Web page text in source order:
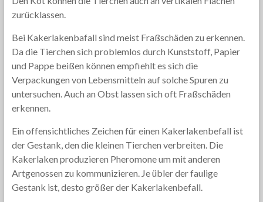
zurücklassen.
Bei Kakerlakenbafall sind meist Fraßschäden zu erkennen.
Da die Tierchen sich problemlos durch Kunststoff, Papier
und Pappe beißen können empfiehlt es sich die
Verpackungen von Lebensmitteln auf solche Spuren zu
untersuchen. Auch an Obst lassen sich oft Fraßschäden
erkennen.
Ein offensichtliches Zeichen für einen Kakerlakenbefall ist
der Gestank, den die kleinen Tierchen verbreiten. Die
Kakerlaken produzieren Pheromone um mit anderen
Artgenossen zu kommunizieren. Je übler der faulige
Gestank ist, desto größer der Kakerlakenbefall.